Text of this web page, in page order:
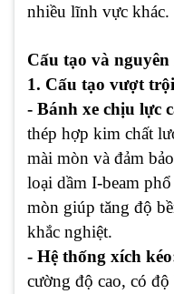
nhiều lĩnh vực khác.
Cấu tạo và
1. Cấu tạo vượt
- Bánh xe chịu lực
thép hợp kim chất
mài mòn và đảm
loại dầm I-beam
mòn giúp tăng độ
khắc nghiệt.
- Hệ thống xích
cường độ cao, có